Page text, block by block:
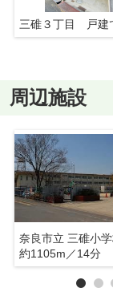
三碓３丁目 戸建
周辺施設
奈良市立 三碓小
約1105m／14分